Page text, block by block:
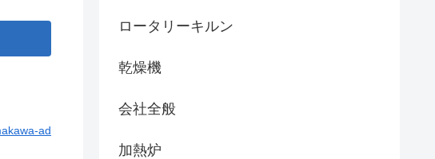
ad
ロータリーキルン
乾燥機
会社全般
加熱炉